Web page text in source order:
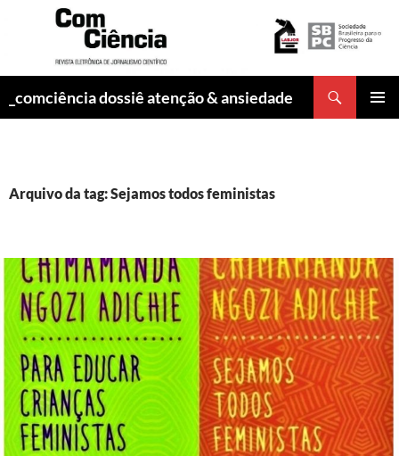
_comciência dossiê atenção & ansiedade
Arquivo da tag: Sejamos todos feministas